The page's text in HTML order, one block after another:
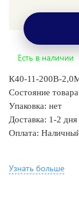
Есть в наличии
К40-11-200В-
Состояние
Упаковка: нет
Доставка: 1-2 дня
Оплата:
Узнать больше